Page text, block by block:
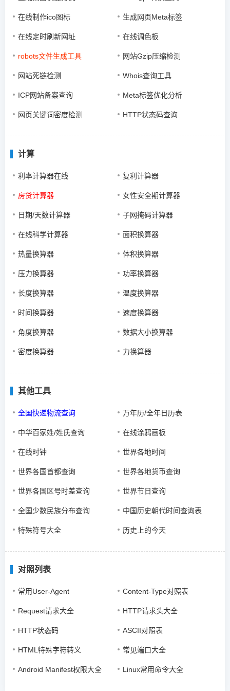
在线制作ico图标 生成网页Meta标签
在线定时刷新网址 在线调色板
robots文件生成工具 网站Gzip压缩检测
网站死链检测 Whois查询工具
ICP网站备案查询 Meta标签优化分析
网页关键词密度检测 HTTP状态码查询
计算
利率计算器在线 复利计算器
房贷计算器 女性安全期计算器
日期/天数计算器 子网掩码计算器
在线科学计算器 面积换算器
热量换算器 体积换算器
压力换算器 功率换算器
长度换算器 温度换算器
时间换算器 速度换算器
角度换算器 数据大小换算器
密度换算器 力换算器
其他工具
全国快递物流查询 万年历/全年日历表
中华百家姓/姓氏查询 在线涂鸦画板
在线时钟 世界各地时间
世界各国首都查询 世界各地货币查询
世界各国区号时差查询 世界节日查询
全国少数民族分布查询 中国历史朝代时间查询表
特殊符号大全 历史上的今天
对照列表
常用User-Agent Content-Type对照表
Request请求大全 HTTP请求头大全
HTTP状态码 ASCII对照表
HTML特殊字符转义 常见端口大全
Android Manifest权限大全 Linux常用命令大全